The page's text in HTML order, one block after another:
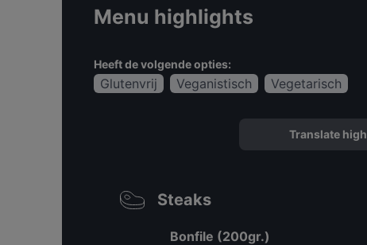
Menu highlights
Heeft de volgende opties:
Glutenvrij Veganistisch Vegetarisch
Translate
Steaks
Bonfile (200gr.)